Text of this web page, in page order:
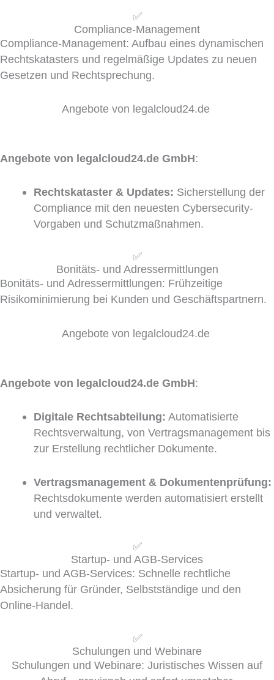
✅
Compliance-Management
Compliance-Management: Aufbau eines dynamischen
Rechtskatasters und regelmäßige Updates zu neuen
Gesetzen und Rechtsprechung.
Angebote von legalcloud24.de
Angebote von legalcloud24.de GmbH:
Rechtskataster & Updates: Sicherstellung der
Compliance mit den neuesten Cybersecurity-
Vorgaben und Schutzmaßnahmen.
✅
Bonitäts- und Adressermittlungen
Bonitäts- und Adressermittlungen: Frühzeitige
Risikominimierung bei Kunden und Geschäftspartnern.
Angebote von legalcloud24.de
Angebote von legalcloud24.de GmbH:
Digitale Rechtsabteilung: Automatisierte
Rechtsverwaltung, von Vertragsmanagement bis
zur Erstellung rechtlicher Dokumente.
Vertragsmanagement & Dokumentenprüfung:
Rechtsdokumente werden automatisiert erstellt
und verwaltet.
✅
Startup- und AGB-Services
Startup- und AGB-Services: Schnelle rechtliche
Absicherung für Gründer, Selbstständige und den
Online-Handel.
✅
Schulungen und Webinare
Schulungen und Webinare: Juristisches Wissen auf